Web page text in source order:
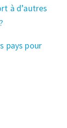
à d’autres
pays pour